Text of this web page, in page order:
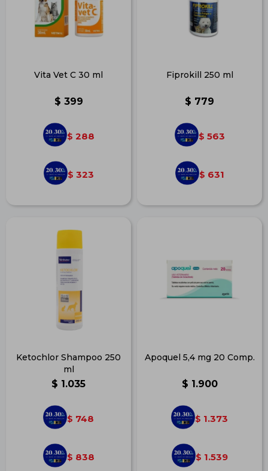
Vita Vet C 30 ml
$ 399
$ 288
$ 323
Fiprokill 250 ml
$ 779
$ 563
$ 631
Ketochlor Shampoo 250
ml
$ 1.035
$ 748
$ 838
Apoquel 5,4 mg 20 Comp.
$ 1.900
$ 1.373
$ 1.539